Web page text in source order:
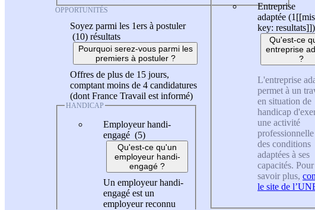
OPPORTUNITÉS
Soyez parmi les 1ers à postuler
(10) résultats
Pourquoi serez-vous parmi les
premiers à postuler ?
Offres de plus de 15 jours,
comptant moins de 4 candidatures
(dont France Travail est informé)
HANDICAP
Employeur handi-
engagé (5)
Qu'est-ce qu'un
employeur handi-
engagé ?
Un employeur handi-
engagé est un
employeur reconnu
Entreprise
adaptée (1
key: resultats]])
Qu'est-ce
entreprise
?
L'entreprise
permet à un
en situation de
handicap
une activité
des conditions
adaptées à ses
capacités. Pour
savoir plus,
le site de